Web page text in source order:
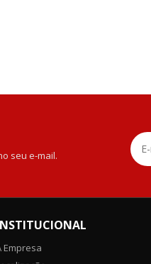
seu e-mail.
Empresa